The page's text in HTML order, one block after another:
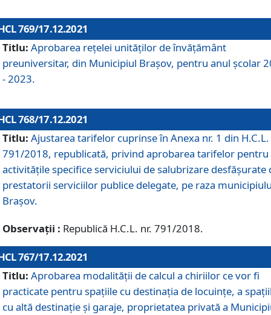
769/17.12.2021
Titlu: Aprobarea reţelei unităţilor de învăţământ
preuniversitar, din Municipiul Braşov, pentru anul şcolar
- 2023.
768/17.12.2021
Titlu: Ajustarea tarifelor cuprinse în Anexa nr. 1 din H.C.L.
791/2018, republicată, privind aprobarea tarifelor pentru
activităţile specifice serviciului de salubrizare desfăşurate
prestatorii serviciilor publice delegate, pe raza
Braşov.
Observații : Republică H.C.L. nr. 791/2018.
767/17.12.2021
Titlu: Aprobarea modalității de calcul a chiriilor ce vor fi
practicate pentru spaţiile cu destinaţia de locuinţe, a
cu altă destinaţie şi garaje, proprietatea privată a